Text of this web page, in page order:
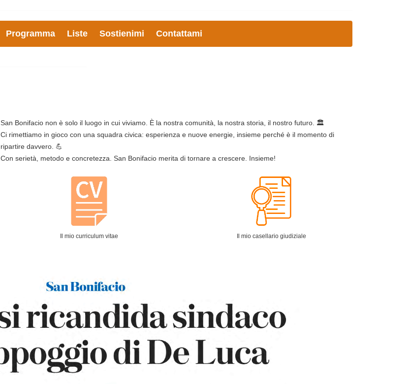
Programma Liste Sostienimi Contattami
San Bonifacio non è solo il luogo in cui viviamo. È la nostra comunità, la nostra storia, il nostro futuro. 🏛️
Ci rimettiamo in gioco con una squadra civica: esperienza e nuove energie, insieme perché è il momento di
ripartire davvero. 💪
Con serietà, metodo e concretezza. San Bonifacio merita di tornare a crescere. Insieme!
Il mio curriculum vitae Il mio casellario giudiziale